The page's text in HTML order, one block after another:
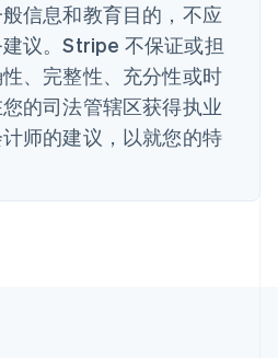
信息和教育目的，不应
议。Stripe 不保证或担
、完整性、充分性或时
的司法管辖区获得执业
师的建议，以就您的特